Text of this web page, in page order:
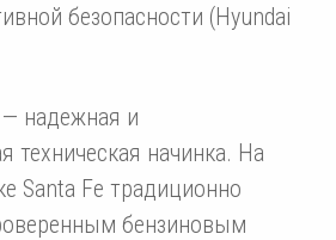
безопасности (Hyundai
надежная и
техническая начинка. На
Santa Fe традиционно
бензиновым